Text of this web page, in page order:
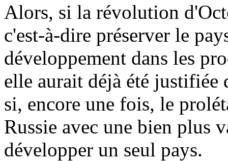
Alors, si la révolution
c'est-à-dire préserver le
développement dans les
elle aurait déjà été
si, encore une fois, le
Russie avec une bien plus
développer un seul pays.